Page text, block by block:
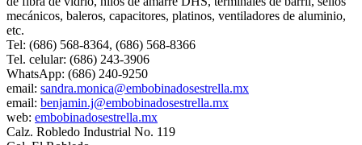
mecánicos, baleros, capacitores, platinos, ventiladores de aluminio,
etc.
Tel: (686) 568-8364, (686) 568-8366
Tel. celular: (686) 243-3906
WhatsApp: (686) 240-9250
email: sandra.monica@embobinadosestrella.mx
email: benjamin.j@embobinadosestrella.mx
web: embobinadosestrella.mx
Calz. Robledo Industrial No. 119